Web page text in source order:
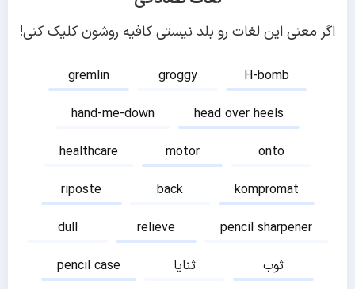
اگر معنی این لغات رو بلد نیستی کافیه روشون کلیک کنی!
gremlin groggy
H-bomb
hand-me-down
head over heels
healthcare
motor
onto
riposte
back
kompromat
dull
relieve
pencil sharpener
pencil case
ثنایا
ثوب